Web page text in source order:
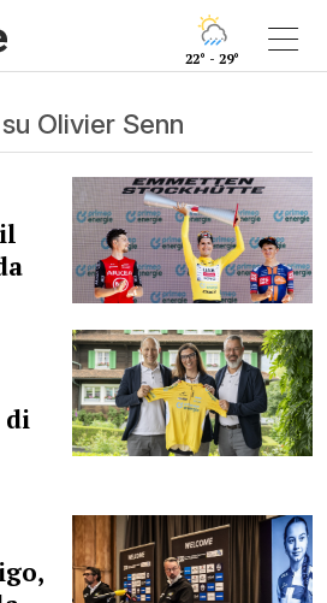
22° - 29°
Olivier Senn
di